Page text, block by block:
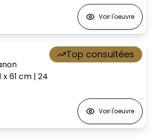
Voir l'oeuvre
x 61 cm | 24
Top consultées
Voir l'oeuvre